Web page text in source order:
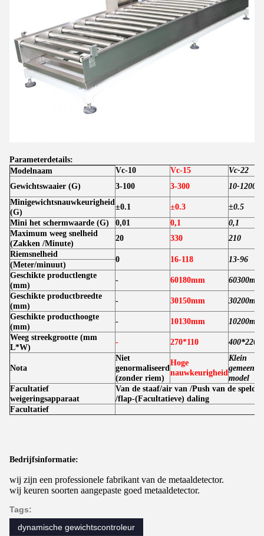
Parameterdetails:
Vc-10
Vc-15 Vc-22
Modelnaam
Gewichtswaaier (G)
3-100 3-300
10-1200
Minigewichtsnauwkeurigheid
(G)
±0.1 ±0.3
±0.5
Mini het schermwaarde (G)
0,01 0,1
0,1
Maximum weeg snelheid
(Zakken /Minute)
20 330
210
Riemsnelheid
0 16-118 13-96
(Meter/minuut)
Geschikte productlengte
(mm)
- 60180mm
60300mm
Geschikte productbreedte
(mm)
- 30150mm
30200mm
Geschikte producthoogte
(mm)
- 10130mm
10200mm
Weeg streekgrootte (mm
L*W)
- 270*110 400*220
Nota
Niet
genormaliseerd
(zonder riem)
Hoge
nauwkeurigheid
Klein
model
Facultatief
weigeringsapparaat
Van de staaf/air van /Push van de
/flap-(Facultatieve) daling
Facultatief
Bedrijfsinformatie:
wij zijn een professionele fabrikant van de metaaldetector.
wij keuren soorten aangepaste goed metaaldetector.
Tags:
dynamische gewichtscontroleur